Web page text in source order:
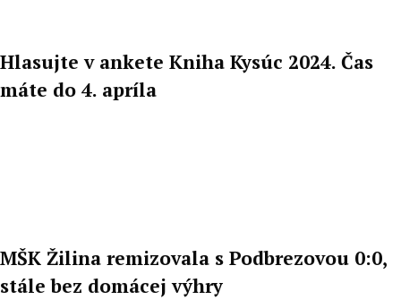
Hlasujte v ankete Kniha Kysúc 2024. Čas
máte do 4. apríla
MŠK Žilina remizovala s Podbrezovou 0:0,
stále bez domácej výhry